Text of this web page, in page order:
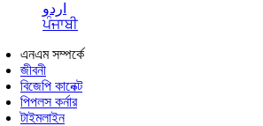
اردو
ਪੰਜਾਬੀ
এনএম সম্পর্কে
জীবনী
বিজেপি কানেক্ট
পিপলস কর্নার
টাইমলাইন